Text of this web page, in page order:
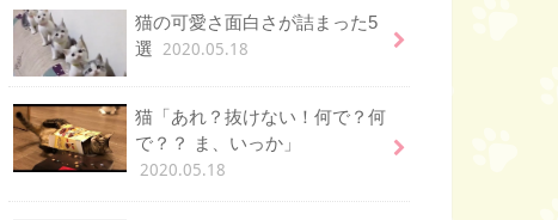
猫の可愛さ面白さが詰まった5
選 2020.05.18
猫「あれ？抜けない！何で？何
で？？ ま、いっか」
2020.05.18